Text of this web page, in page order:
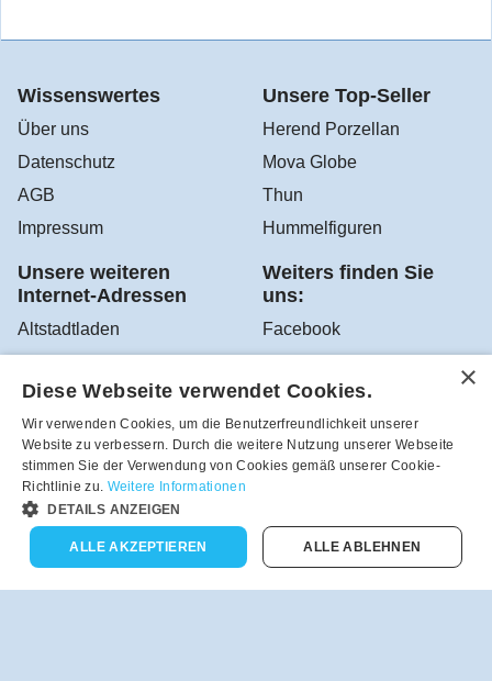
Wissenswertes
Über uns
Datenschutz
AGB
Impressum
Unsere Top-Seller
Herend Porzellan
Mova Globe
Thun
Hummelfiguren
Unsere weiteren
Internet-Adressen
Altstadtladen
Weiters finden Sie
uns:
Facebook
YouTube
Google Altstadtladen
Robea - Schönes zum Schenken und Sammeln aus dem
Altstadtladen in Feldbach, Österreich - Tel.-Nr.:
+43(3152)4208
Diese Webseite verwendet Cookies.
Wir verwenden Cookies, um die Benutzerfreundlichkeit unserer
Website zu verbessern. Durch die weitere Nutzung unserer Webseite
stimmen Sie der Verwendung von Cookies gemäß unserer Cookie-
Richtlinie zu. Weitere Informationen
DETAILS ANZEIGEN
ALLE AKZEPTIEREN ALLE ABLEHNEN